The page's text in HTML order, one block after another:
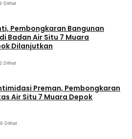
Dilihat
Pembongkaran Bangunan
Badan Air Situ 7 Muara
Dilanjutkan
Dilihat
Preman, Pembongkaran
Air Situ 7 Muara Depok
Dilihat